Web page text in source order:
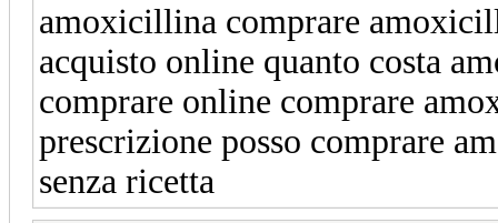
amoxicillina comprare
acquisto online quanto costa
comprare online comprare
prescrizione posso comprare
senza ricetta